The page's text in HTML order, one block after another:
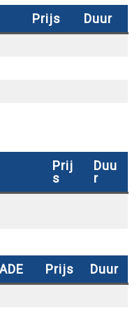
Prijs Duur
Prij
S
Duu
R
Prijs Duur